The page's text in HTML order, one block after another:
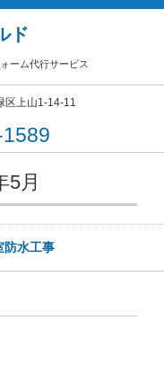
ド
ーム代行サービス
上山1-14-11
5月
水工事